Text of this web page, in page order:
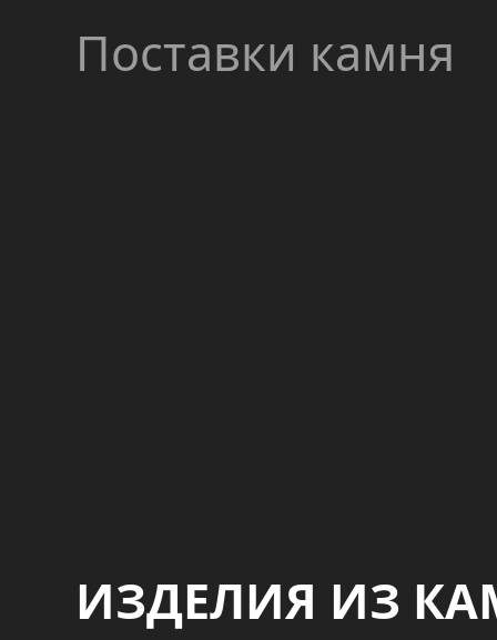
Поставки камня
ИЗДЕЛИЯ ИЗ